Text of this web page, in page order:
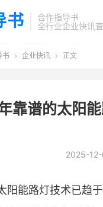
书
合作指导书
全行业企业快讯
书  企业快讯  正文
靠谱的太阳
2025-
阳能路灯技术已趋